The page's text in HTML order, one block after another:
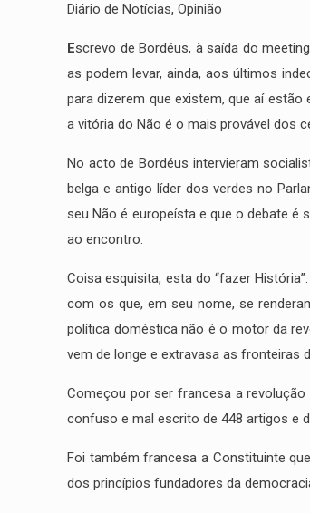
Diário de Notícias, Opinião
Escrevo de Bordéus, à saída do
as podem levar, ainda, aos últimos
para dizerem que existem, que aí
a vitória do Não é o mais provável dos
No acto de Bordéus intervieram
belga e antigo líder dos verdes no
seu Não é europeísta e que o debate é
ao encontro.
Coisa esquisita, esta do “fazer
com os que, em seu nome, se
política doméstica não é o motor da
vem de longe e extravasa as fronteiras
Começou por ser francesa a revolução
confuso e mal escrito de 448 artigos e
Foi também francesa a Constituinte
dos princípios fundadores da